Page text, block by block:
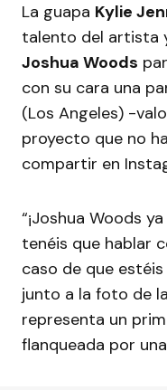
La guapa Kylie
talento del artista
Joshua Woods
con su cara una
(Los Angeles) -
proyecto que no
compartir en
“¡Joshua Woods
tenéis que hablar
caso de que
junto a la foto de
representa un
flanqueada por